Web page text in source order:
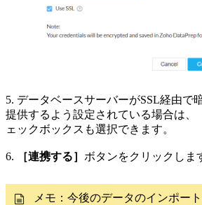
5. データベースサーバーがSSL経由で
提供するよう設定されている場合は、
ェックボックスも選択できます。
6. ［連携する］ ボタンをクリックしま
メモ：今後のデータのインポー